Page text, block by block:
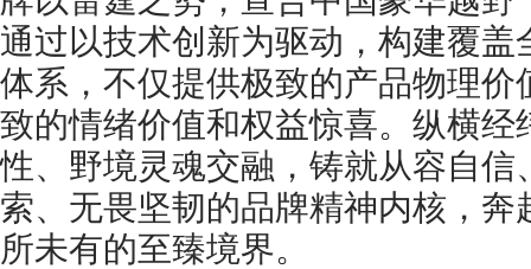
通过以技术创新为驱动，构建覆盖
体系，不仅提供极致的产品物理价
致的情绪价值和权益惊喜。纵横经
性、野境灵魂交融，铸就从容自信
索、无畏坚韧的品牌精神内核，奔
所未有的至臻境界。